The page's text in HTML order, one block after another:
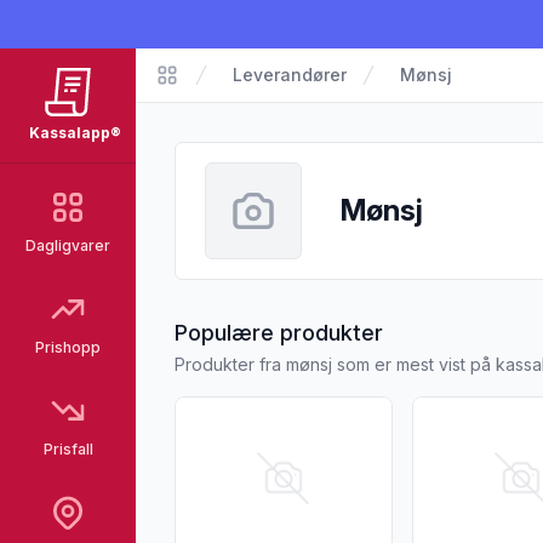
Kassalapp®
Dagligvarer
Prishopp
Prisfall
Kassalapp
Leverandører Mønsj
Mønsj
Populære produkterfra Mønsj
Produkter fra mønsj som er mest vist på